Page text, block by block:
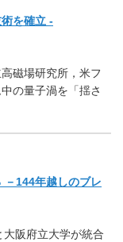
を確立 -
高磁場研究所，米フ
の量子渦を「揺さ
－144年越しのブレ
阪府立大学が統合